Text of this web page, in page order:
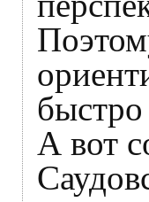
А вот